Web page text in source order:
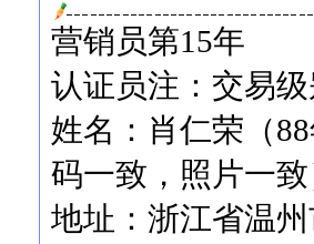
营销员第15年
认证员注：交易
姓名：肖仁荣（
码一致，照片一
地址：浙江省温